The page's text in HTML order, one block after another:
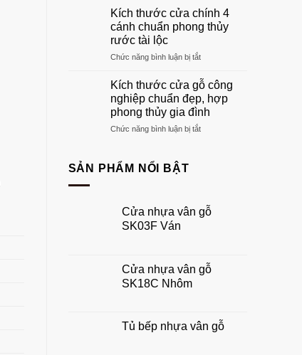
gỗ
phù
hợp
ấm
bạn
thước
cửa
chính
cánh
phong
thủy
đẹp,
hút
tài
Kích thước cửa chính 4
cánh chuẩn phong thủy
rước tài lộc
Chức năng bình luận bị tắtở
thước
cửa
chính
4
cánh
Kích thước cửa gỗ công
nghiệp chuẩn đẹp, hợp
phong thủy gia đình
Chức năng bình luận bị tắtở
chuẩn
thủy
gia
SẢN PHẨM NỔI BẬT
Cửa nhựa vân gỗ
SK03F Ván
Cửa nhựa vân gỗ
SK18C Nhôm
Tủ bếp nhựa vân gỗ